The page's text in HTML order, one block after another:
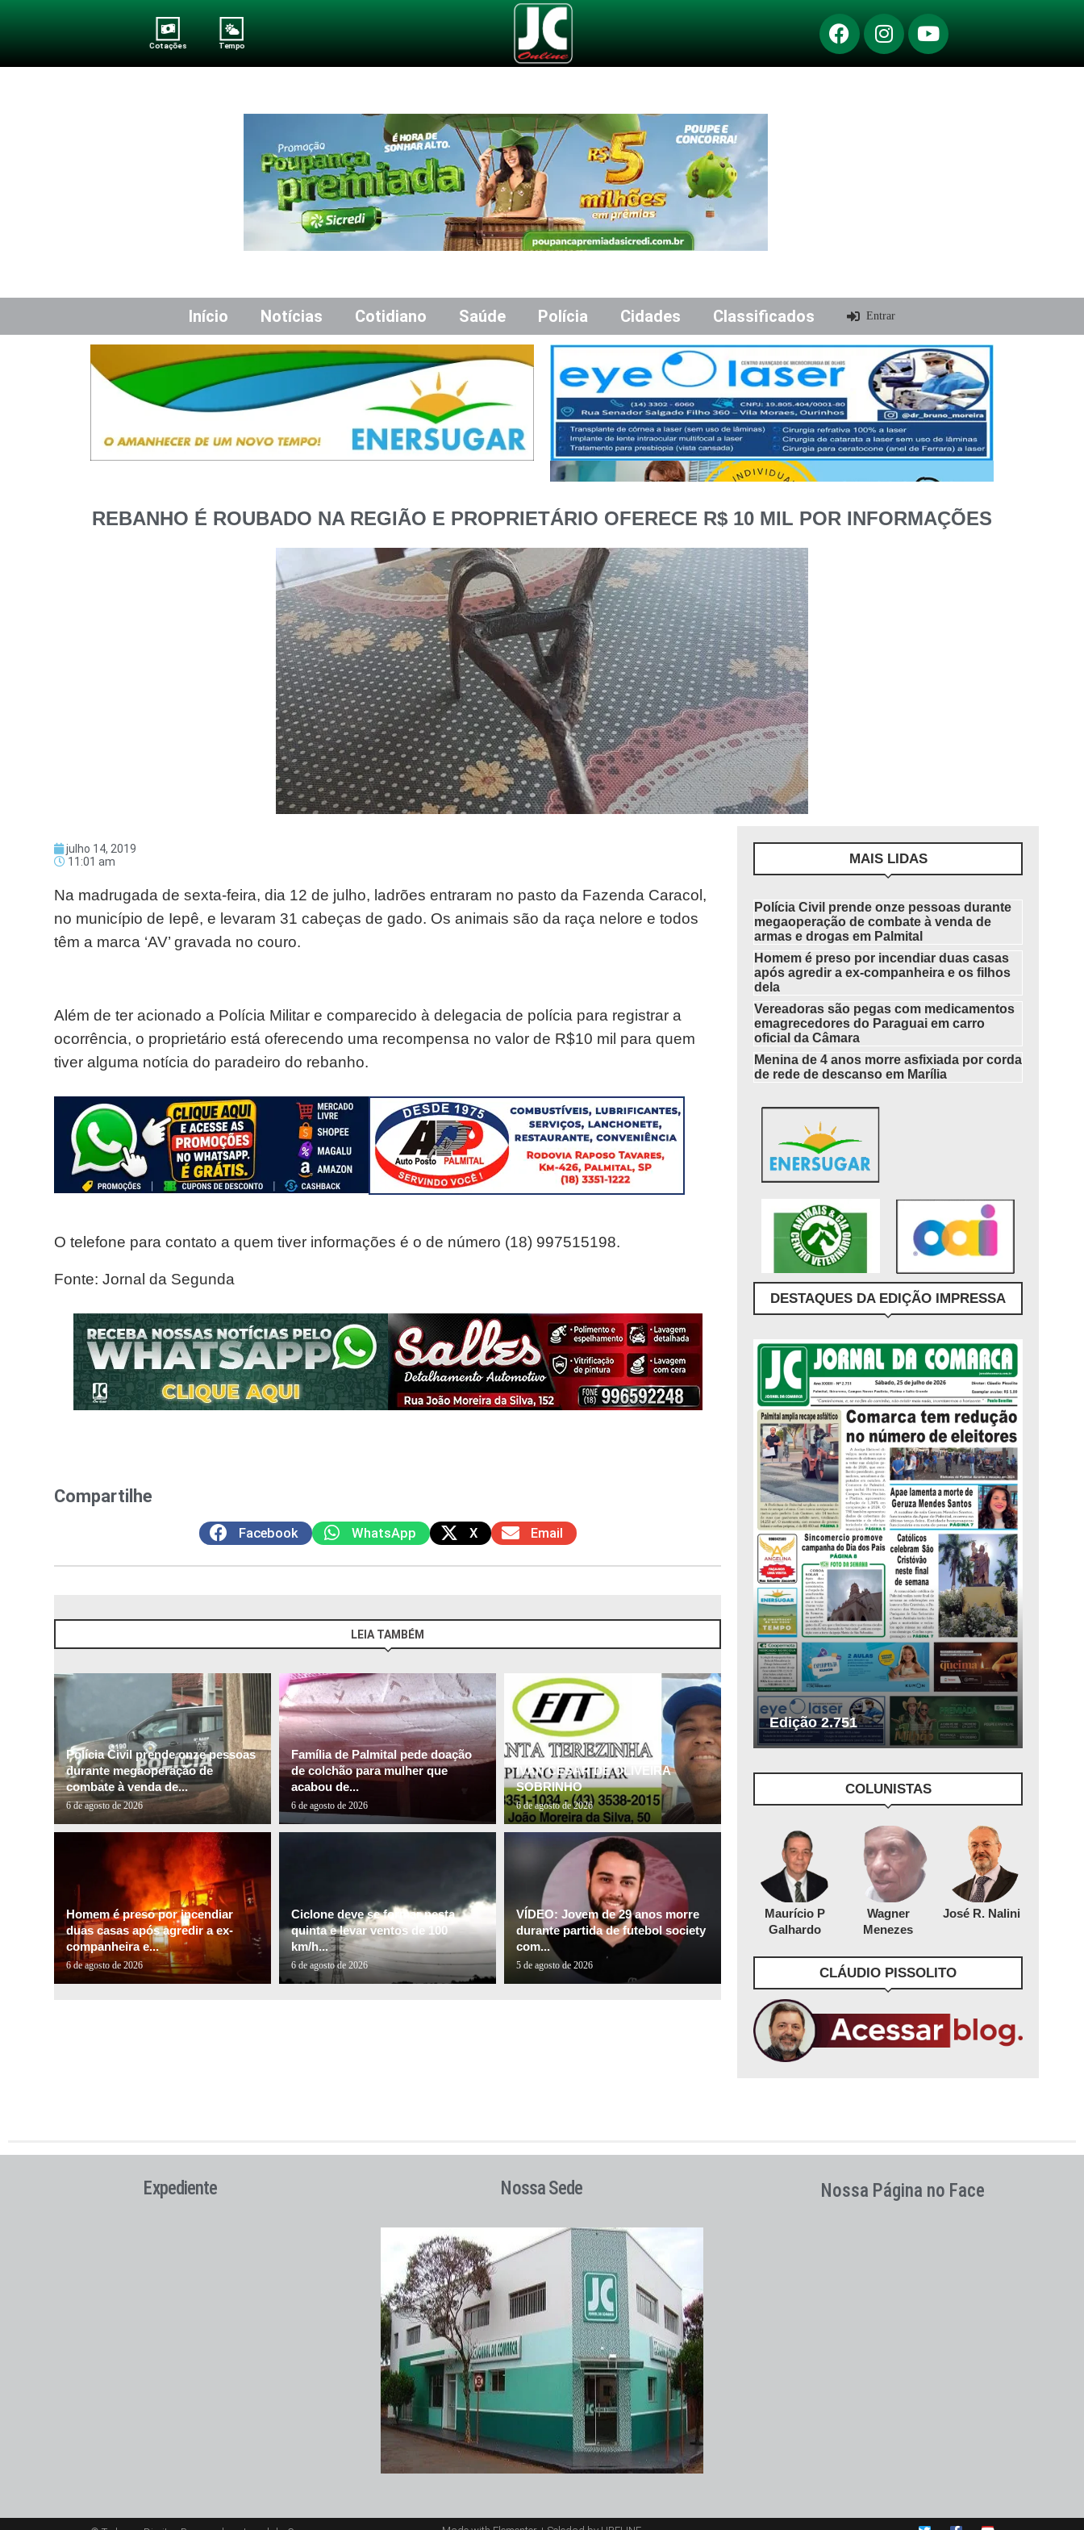
Cotações Tempo
Início Notícias Cotidiano Saúde Polícia Cidades Classificados Entrar
REBANHO É ROUBADO NA REGIÃO E PROPRIETÁRIO OFERECE R$ 10 MIL POR INFORMAÇÕES
julho 14, 2019
11:01 am
Na madrugada de sexta-feira, dia 12 de julho, ladrões entraram no pasto da Fazenda Caracol,
no município de Iepê, e levaram 31 cabeças de gado. Os animais são da raça nelore e todos
têm a marca ‘AV’ gravada no couro.
Além de ter acionado a Polícia Militar e comparecido à delegacia de polícia para registrar a
ocorrência, o proprietário está oferecendo uma recompensa no valor de R$10 mil para quem
tiver alguma notícia do paradeiro do rebanho.
O telefone para contato a quem tiver informações é o de número (18) 997515198.
Fonte: Jornal da Segunda
Compartilhe
Facebook WhatsApp X Email
LEIA TAMBÉM
Polícia Civil prende onze pessoas
durante megaoperação de
combate à venda de...
6 de agosto de 2026
Família de Palmital pede doação
de colchão para mulher que
acabou de...
6 de agosto de 2026
IVAN CESAR DE OLIVEIRA
SOBRINHO
6 de agosto de 2026
Homem é preso por incendiar
duas casas após agredir a ex-
companheira e...
6 de agosto de 2026
Ciclone deve se formar nesta
quinta e levar ventos de 100
km/h...
6 de agosto de 2026
VÍDEO: Jovem de 29 anos morre
durante partida de futebol society
com...
5 de agosto de 2026
MAIS LIDAS
Polícia Civil prende onze pessoas durante
megaoperação de combate à venda de
armas e drogas em Palmital
Homem é preso por incendiar duas casas
após agredir a ex-companheira e os filhos
dela
Vereadoras são pegas com medicamentos
emagrecedores do Paraguai em carro
oficial da Câmara
Menina de 4 anos morre asfixiada por corda
de rede de descanso em Marília
DESTAQUES DA EDIÇÃO IMPRESSA
Edição 2.751
COLUNISTAS
Maurício P
Galhardo
Wagner
Menezes
José R. Nalini
CLÁUDIO PISSOLITO
Expediente Nossa Sede Nossa Página no Face